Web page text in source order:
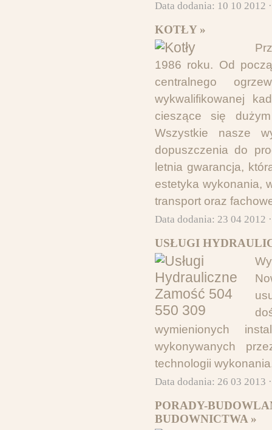
Data dodania: 10 10 2012
KOTŁY »
1986 roku. Od
centralnego
wykwalifikowanej
cieszące się
Wszystkie nasze
dopuszczenia do
letnia gwarancja,
estetyka wykonania,
transport oraz
Data dodania: 23 04 2012
USŁUGI
wymienionych
wykonywanych
technologii
Data dodania: 26 03 2013
PORADY-
BUDOWNICTWA »